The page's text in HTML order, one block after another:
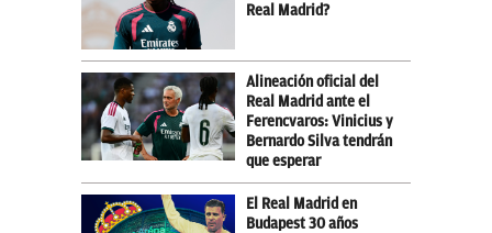
Real Madrid?
Alineación oficial del
Real Madrid ante el
Ferencvaros: Vinicius y
Bernardo Silva tendrán
que esperar
El Real Madrid en
Budapest 30 años